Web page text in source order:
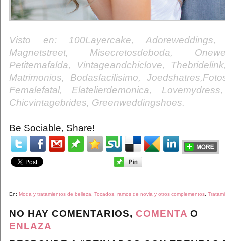
Visto en: 100Layercake, Adoreweddings,
Magnetstreet, Misecretosdeboda,
Petitemafalda, Vintageandchiclove,
Matrimonios, Bodasfacilisimo,
Femalefatal, Elatelierdemonica,
Chicvintagebrides, Greenweddingshoes.
Be Sociable, Share!
En: Moda y tratamientos de belleza Tocados, ramos de novia y otros complementos
NO HAY COMENTARIOS, COMENTA O
ENLAZA